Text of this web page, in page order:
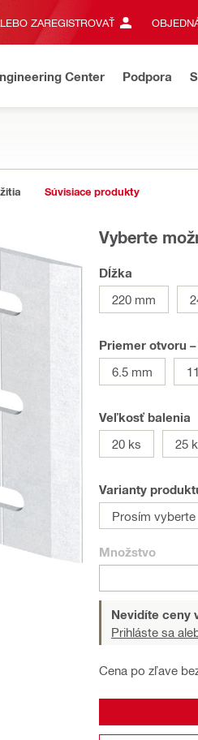
ZAREGISTROVAŤ
Center Podpora
Súvisiace produkty
Vyberte
Dĺžka
220 mm
Priemer otvoru
6.5 mm
Veľkosť balenia
20 ks
25
Varianty
Prosím vyberte
Množstvo
Nevidíte ceny
Prihláste sa
Cena po zľave